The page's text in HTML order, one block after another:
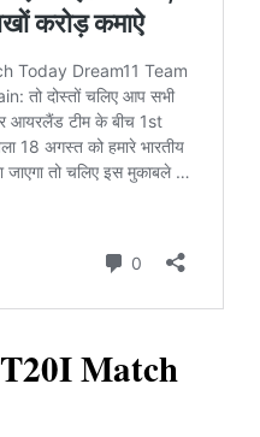
Match